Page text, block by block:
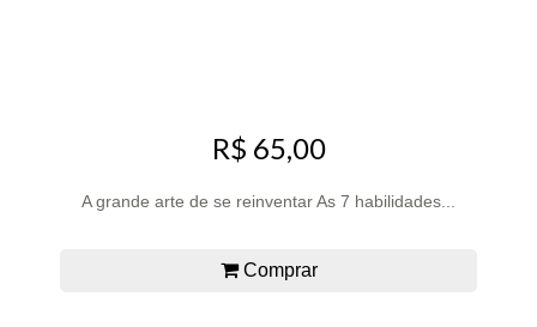
R$ 65,00
A grande arte de se reinventar As 7 habilidades...
Comprar